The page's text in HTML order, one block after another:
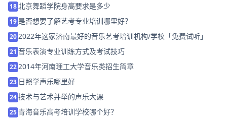
18 北京舞蹈学院身高要求是多少
19是否想要了解艺考专业培训哪里好？
20 2022年这家济南最好的音乐艺考培训机构/学校「免费试听」
21 音乐表演专业训练方式及考试技巧
22 2014年河南理工大学音乐类招生简章
23 日照学声乐哪里好
24技术与艺术并举的声乐大课
25青海音乐高考培训学校哪个好？